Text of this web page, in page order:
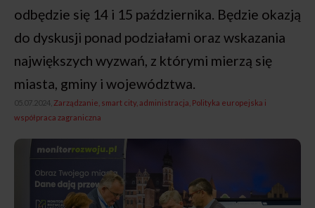
odbędzie się 14 i 15 października. Będzie okazją
do dyskusji ponad podziałami oraz wskazania
największych wyzwań, z którymi mierzą się
miasta, gminy i województwa.
05.07.2024, Zarządzanie, smart city, administracja Polityka europejska i
współpraca zagraniczna